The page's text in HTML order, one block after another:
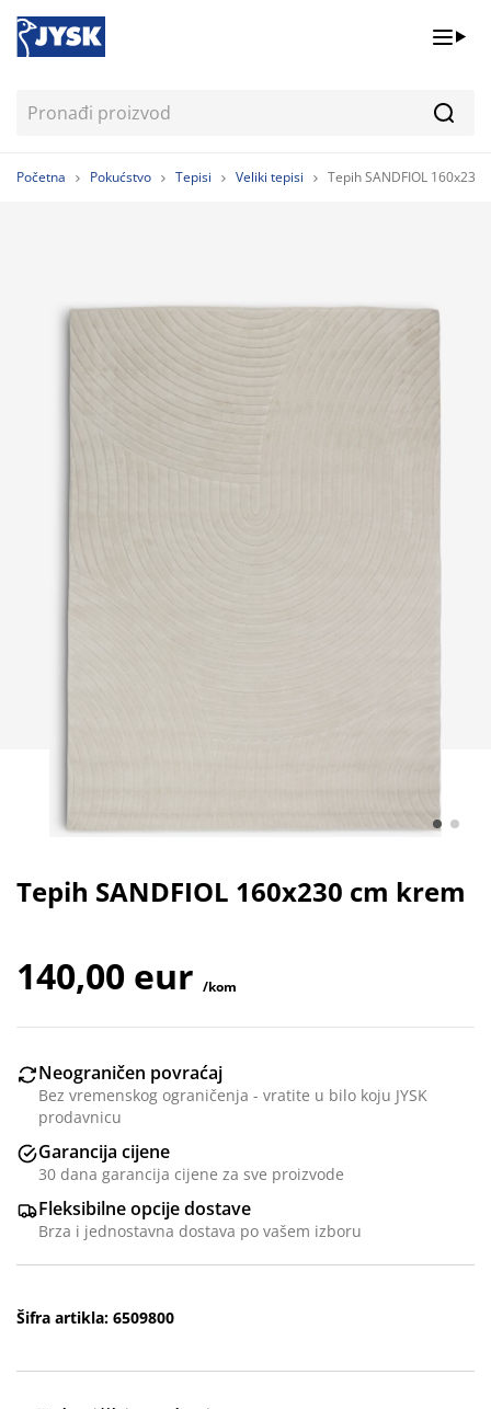
Početna Pokućstvo Tepisi Veliki tepisi Tepih SANDFIOL 160x230
Tepih SANDFIOL 160x230 cm krem
140,00 eur /kom
Neograničen povraćaj
Bez vremenskog ograničenja - vratite u bilo koju JYSK
prodavnicu
Garancija cijene
30 dana garancija cijene za sve proizvode
Fleksibilne opcije dostave
Brza i jednostavna dostava po vašem izboru
Šifra artikla: 6509800